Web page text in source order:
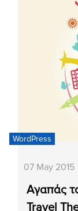
WordPress
07 May 2015
Αγαπάς
Travel